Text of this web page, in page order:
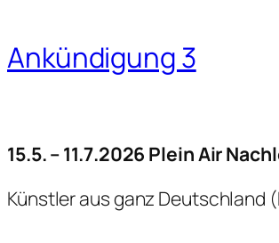
Ankündigung 3
15.5. – 11.7.2026 Plein Air
Künstler aus ganz Deutschland